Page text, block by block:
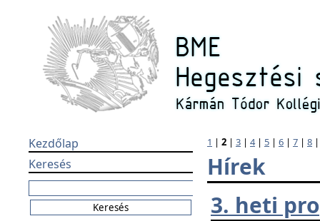
Kezdőlap
Keresés
1 | 2 | 3 | 4| 5 | 6 | 7 | 8
Hírek
3. heti